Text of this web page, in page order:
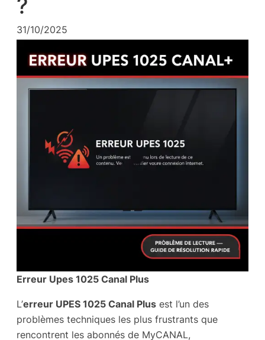
?
31/10/2025
Erreur Upes 1025 Canal Plus
L’erreur UPES 1025 Canal Plus est l’un des
problèmes techniques les plus frustrants que
rencontrent les abonnés de MyCANAL,